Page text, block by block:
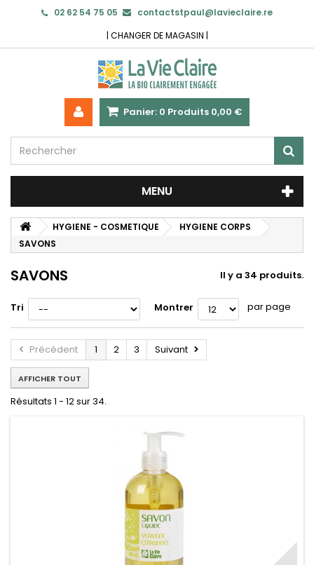
02 62 54 75 05
contactstpaul@lavieclaire.re
| CHANGER DE MAGASIN |
Panier: 0 Produits 0,00 €
MENU
HYGIENE - COSMETIQUE
HYGIENE CORPS
SAVONS
SAVONS Il y a 34 produits.
Tri Montrer par page
Précédent 1 2 3 Suivant
AFFICHER TOUT
Résultats 1 - 12 sur 34.